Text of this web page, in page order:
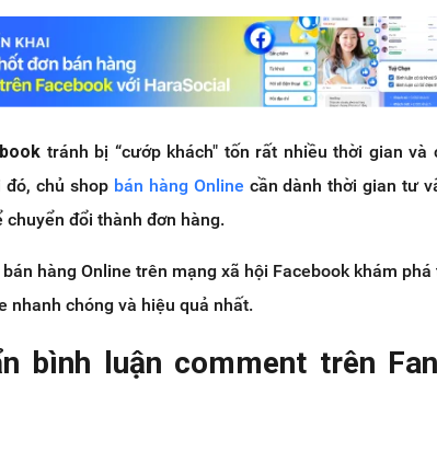
tránh bị “cướp khách" tốn rất nhiều thời gian và
đó, chủ shop bán hàng Online cần dành thời gian tư
chuyển đổi thành đơn hàng.
hàng Online trên mạng xã hội Facebook khám
nhanh chóng và hiệu quả nhất.
bình luận comment trên